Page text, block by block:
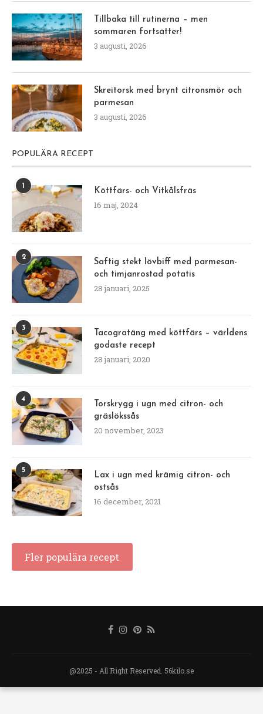
Tillbaka till rutinerna – men
sommaren fortsätter!
3 augusti, 2026
Skreitorsk med brynt citronsmör och
parmesan
3 augusti, 2026
POPULÄRA RECEPT
1
Köttfärs- och Vitkålsfräs
16 maj, 2024
2
Saftig stekt lövbiff med parmesan-
och timjanrostad potatis
28 januari, 2025
3
Tacogratäng med köttfärs – världens
godaste recept
28 januari, 2020
4
Torskrygg i ugn med citron- och
gräslökssås
20 november, 2023
5
Lax i ugn med krämig citron- och
ostsås
16 december, 2021
Fler populära recept
@2025 - All Right Reserved. 56kilo.se